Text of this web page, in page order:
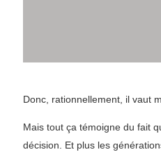
Donc, rationnellement, il vaut
Mais tout ça témoigne du fait
décision. Et plus les